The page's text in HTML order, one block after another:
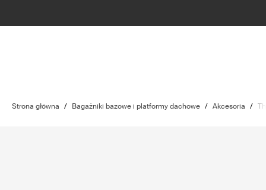
Strona główna / Bagażniki bazowe i platformy dachowe / Akcesoria /